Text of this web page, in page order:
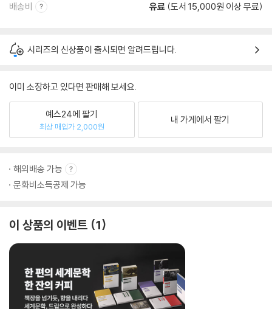
배송비 유료 (도서 15,000원 이상 무료)
시리즈의 신상품이 출시되면 알려드립니다.
이미 소장하고 있다면 판매해 보세요.
예스24에 팔기
최상 매입가 2,000원
내 가게에서 팔기
해외배송 가능
문화비소득공제 가능
이 상품의 이벤트 1